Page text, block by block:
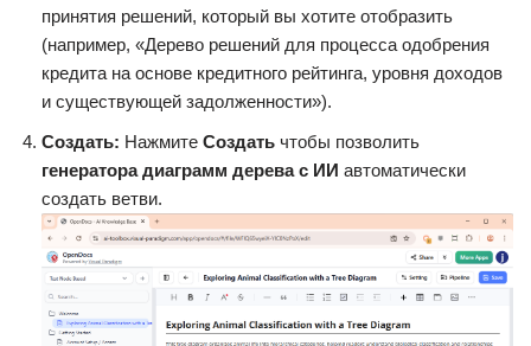
принятия решений, который вы хотите отобразить
(например, «Дерево решений для процесса одобрения
кредита на основе кредитного рейтинга, уровня доходов
и существующей задолженности»).
Создать: Нажмите Создать чтобы позволить
генератора диаграмм дерева с ИИ автоматически
создать ветви.